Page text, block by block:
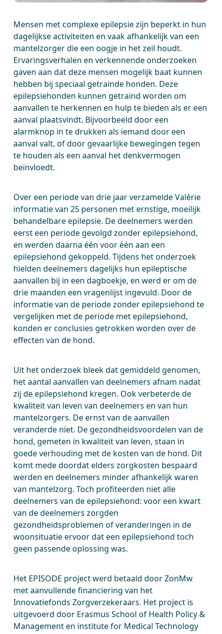
Mensen met complexe epilepsie zijn beperkt in hun
dagelijkse activiteiten en vaak afhankelijk van een
mantelzorger die een oogje in het zeil houdt.
Ervaringsverhalen en verkennende onderzoeken
gaven aan dat deze mensen mogelijk baat kunnen
hebben bij speciaal getrainde honden. Deze
epilepsiehonden kunnen getraind worden om
aanvallen te herkennen en hulp te bieden als er een
aanval plaatsvindt. Bijvoorbeeld door een
alarmknop in te drukken als iemand door een
aanval valt, of door gevaarlijke bewegingen tegen
te houden als een aanval het denkvermogen
beïnvloedt.
Over een periode van drie jaar verzamelde Valérie
informatie van 25 personen met ernstige, moeilijk
behandelbare epilepsie. De deelnemers werden
eerst een periode gevolgd zonder epilepsiehond,
en werden daarna één voor één aan een
epilepsiehond gekoppeld. Tijdens het onderzoek
hielden deelnemers dagelijks hun epileptische
aanvallen bij in een dagboekje, en werd er om de
drie maanden een vragenlijst ingevuld. Door de
informatie van de periode zonder epilepsiehond te
vergelijken met de periode met epilepsiehond,
konden er conclusies getrokken worden over de
effecten van de hond.
Uit het onderzoek bleek dat gemiddeld genomen,
het aantal aanvallen van deelnemers afnam nadat
zij de epilepsiehond kregen. Ook verbeterde de
kwaliteit van leven van deelnemers en van hun
mantelzorgers. De ernst van de aanvallen
veranderde niet. De gezondheidsvoordelen van de
hond, gemeten in kwaliteit van leven, staan in
goede verhouding met de kosten van de hond. Dit
komt mede doordat elders zorgkosten bespaard
werden en deelnemers minder afhankelijk waren
van mantelzorg. Toch profiteerden niet alle
deelnemers van de epilepsiehond: voor een kwart
van de deelnemers zorgden
gezondheidsproblemen of veranderingen in de
woonsituatie ervoor dat een epilepsiehond toch
geen passende oplossing was.
Het EPISODE project werd betaald door ZonMw
met aanvullende financiering van het
Innovatiefonds Zorgverzekeraars. Het project is
uitgevoerd door Erasmus School of Health Policy &
Management en institute for Medical Technology